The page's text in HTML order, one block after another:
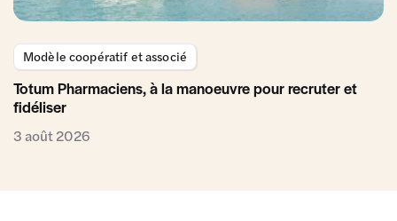
Modèle coopératif et associé
Totum Pharmaciens, à la manoeuvre pour recruter et
fidéliser
3 août 2026